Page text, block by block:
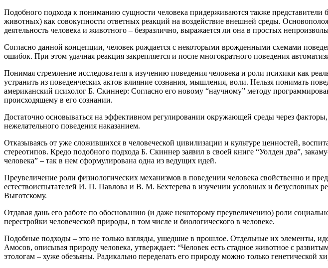
Подобного подхода к пониманию сущности человека придерживаются также
животных) как совокупности ответных реакций на воздействие внешней среды.
деятельность человека и животного – безразлично, выражается ли она в простых
Согласно данной концепции, человек рождается с некоторыми врожденными схемами
ошибок. При этом удачная реакция закрепляется и после многократного поведения
Понимая стремление исследователя к изучению поведения человека и роли психики как
устранить из поведенческих актов влияние сознания, мышления, воли. Нельзя понимать
американский психолог Б. Скиннер: Согласно его новому “научному” методу
происходящему в его сознании.
Достаточно основываться на эффективном регулировании окружающей среды через
нежелательного поведения наказанием.
Отказываясь от уже сложившихся в человеческой цивилизации и культуре ценностей,
стереотипов. Кредо подобного подхода Б. Скиннер заявил в своей книге “Уолден два”,
человека” – так в нем сформулирована одна из ведущих идей.
Преувеличение роли физиологических механизмов в поведении человека свойственно и
естествоиспытателей И. П. Павлова и В. М. Бехтерева в изучении условных и
Выготскому.
Отдавая дань его работе по обоснованию (и даже некоторому преувеличению) роли
перестройки человеческой природы, в том числе и биологического в человеке.
Подобные подходы – это не только взгляды, ушедшие в прошлое. Отдельные их элементы,
Амосов, описывая природу человека, утверждает: “Человек есть стадное животное с
этологам – хуже обезьяны. Радикально переделать его природу можно только